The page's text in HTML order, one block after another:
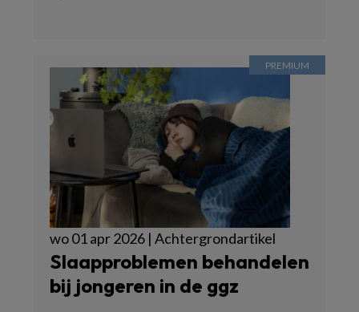
wo 01 apr 2026 | Achtergrondartikel
Slaapproblemen behandelen
bij jongeren in de ggz